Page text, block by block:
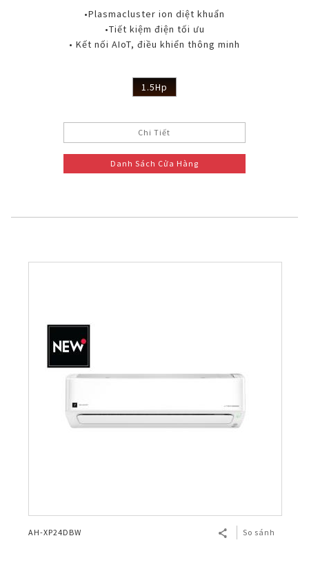
•Plasmacluster ion diệt khuẩn
•Tiết kiệm điện tối ưu
• Kết nối AIoT, điều khiển thông minh
1.5Hp
Chi Tiết
Danh Sách Cửa Hàng
AH-XP24DBW So sánh